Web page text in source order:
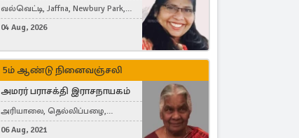
வல்வெட்டி, Jaffna, Newbury Park,
United Kingdom
04 Aug, 2026
5ம் ஆண்டு நினைவஞ்சலி
அமரர் பராசக்தி இராசநாயகம்
அரியாலை, தெல்லிப்பழை,
Montreal, Canada
06 Aug, 2021